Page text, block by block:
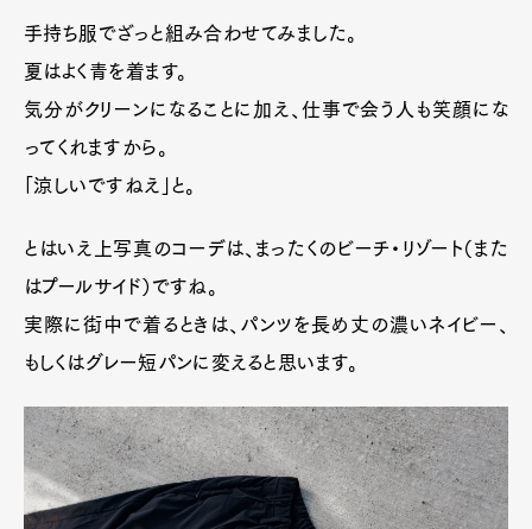
手持ち服でざっと組み合わせてみました。
夏はよく青を着ます。
気分がクリーンになることに加え、仕事で会う人も笑顔にな
ってくれますから。
「涼しいですねえ」と。
とはいえ上写真のコーデは、まったくのビーチ・リゾート（また
はプールサイド）ですね。
実際に街中で着るときは、パンツを長め丈の濃いネイビー、
もしくはグレー短パンに変えると思います。